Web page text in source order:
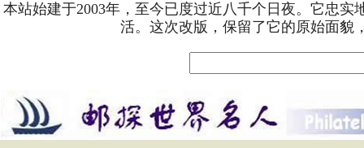
本站始建于2003年，至今已度过近八千个日夜。它忠
活。这次改版，保留了它的原始面貌